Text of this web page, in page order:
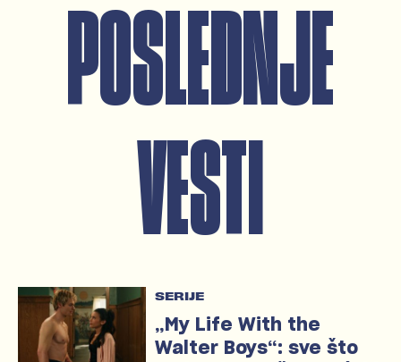
POSLEDNJE
VESTI
SERIJE
„My Life With the
Walter Boys“: sve što